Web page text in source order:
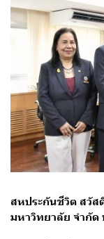
สหประกันชีวิต สวั
มหาวิทยาลัย จำกัด